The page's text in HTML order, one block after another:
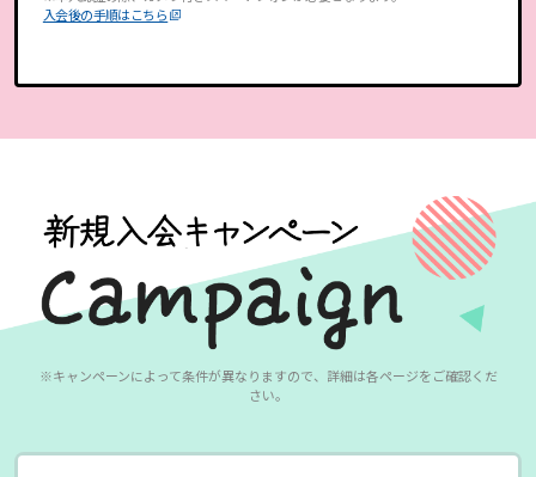
入会後の手順はこちら
※キャンペーンによって条件が異なりますので、詳細は各ページをご確認くだ
さい。